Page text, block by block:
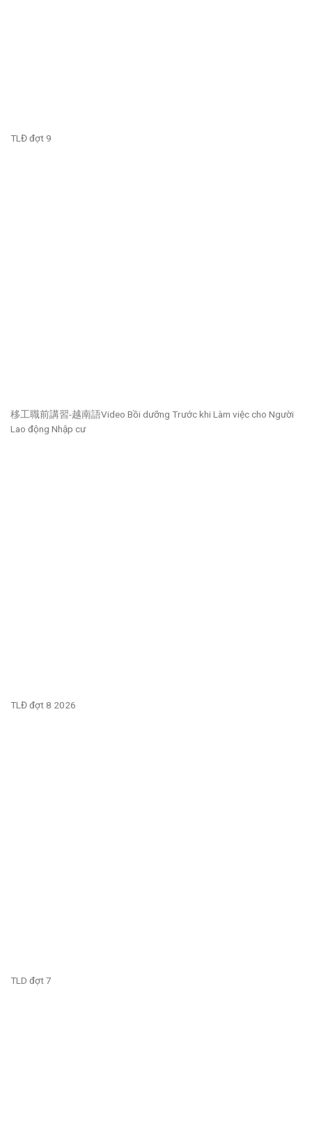
TLĐ đợt 9
移工職前講習-越南語Video Bồi dưỡng Trước khi Làm việc cho Người
Lao động Nhập cư
TLĐ đợt 8 2026
TLD đợt 7